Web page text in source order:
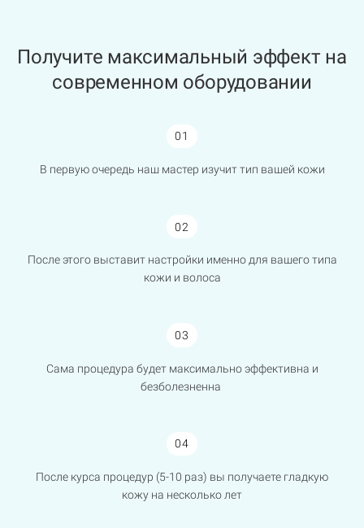
Получите максимальный эффект на
современном оборудовании
01
В первую очередь наш мастер изучит тип вашей кожи
02
После этого выставит настройки именно для вашего типа
кожи и волоса
03
Сама процедура будет максимально эффективна и
безболезненна
04
После курса процедур (5-10 раз) вы получаете гладкую
кожу на несколько лет